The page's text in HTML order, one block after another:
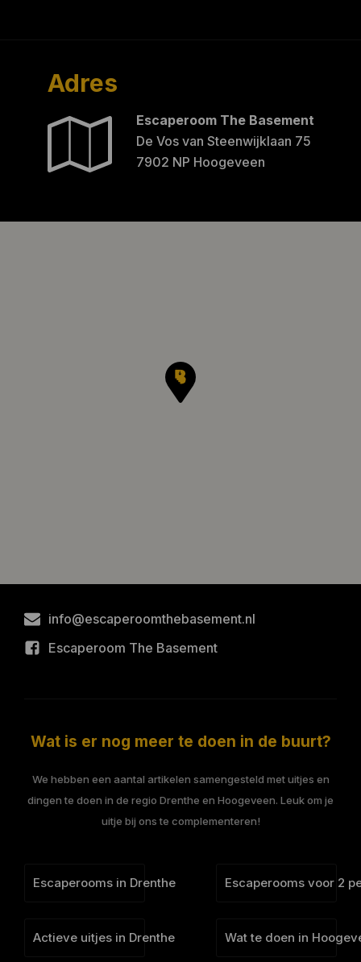
Adres
Escaperoom The Basement
De Vos van Steenwijklaan 75
7902 NP Hoogeveen
info@escaperoomthebasement.nl
Escaperoom The Basement
Wat is er nog meer te doen in de buurt?
We hebben een aantal artikelen samengesteld met uitjes en
dingen te doen in de regio Drenthe en Hoogeveen. Leuk om je
uitje bij ons te complementeren!
Escaperooms in Drenthe Escaperooms voor 2
Actieve uitjes in Drenthe Wat te doen in